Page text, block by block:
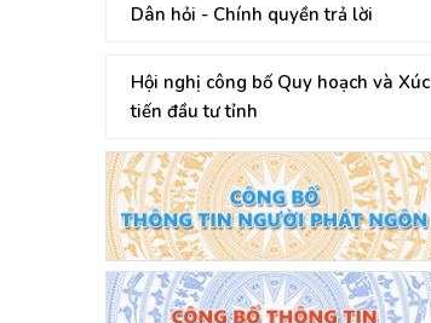
Dân hỏi - Chính quyền trả lời
Hội nghị công bố Quy hoạch và Xúc
tiến đầu tư tỉnh